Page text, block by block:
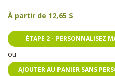
À partir de 12,65 $
ÉTAPE 2 - PERSONNALISEZ
ou
AJOUTER AU PANIER SANS